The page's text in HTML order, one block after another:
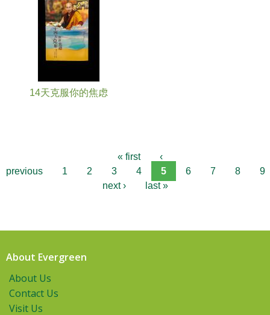
14天克服你的焦虑
« first
‹
previous
1 2 3 4 5 6 7 8
9
next ›
last »
About Evergreen
About Us
Contact Us
Visit Us